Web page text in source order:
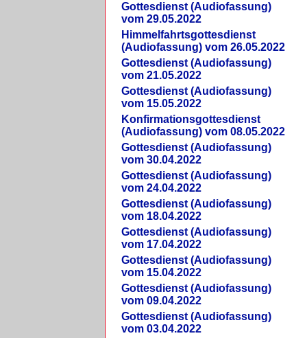
Gottesdienst (Audiofassung)
vom 29.05.2022
Himmelfahrtsgottesdienst
(Audiofassung) vom 26.05.2022
Gottesdienst (Audiofassung)
vom 21.05.2022
Gottesdienst (Audiofassung)
vom 15.05.2022
Konfirmationsgottesdienst
(Audiofassung) vom 08.05.2022
Gottesdienst (Audiofassung)
vom 30.04.2022
Gottesdienst (Audiofassung)
vom 24.04.2022
Gottesdienst (Audiofassung)
vom 18.04.2022
Gottesdienst (Audiofassung)
vom 17.04.2022
Gottesdienst (Audiofassung)
vom 15.04.2022
Gottesdienst (Audiofassung)
vom 09.04.2022
Gottesdienst (Audiofassung)
vom 03.04.2022